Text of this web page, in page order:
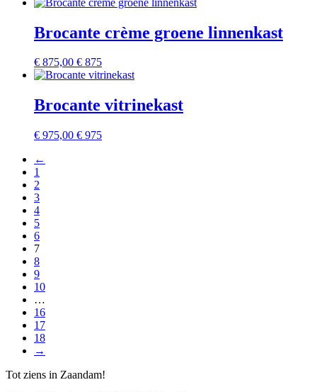
Brocante crème groene linnenkast
€ 875,00 € 875
Brocante vitrinekast
€ 975,00 € 975
←
1
2
3
4
5
6
7
8
9
10
…
16
17
18
→
Tot ziens in Zaandam!